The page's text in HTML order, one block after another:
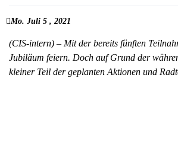
Mo. Juli 5 , 2021
(CIS-intern) – Mit der bereits fünften
Jubiläum feiern. Doch auf Grund der
kleiner Teil der geplanten Aktionen und